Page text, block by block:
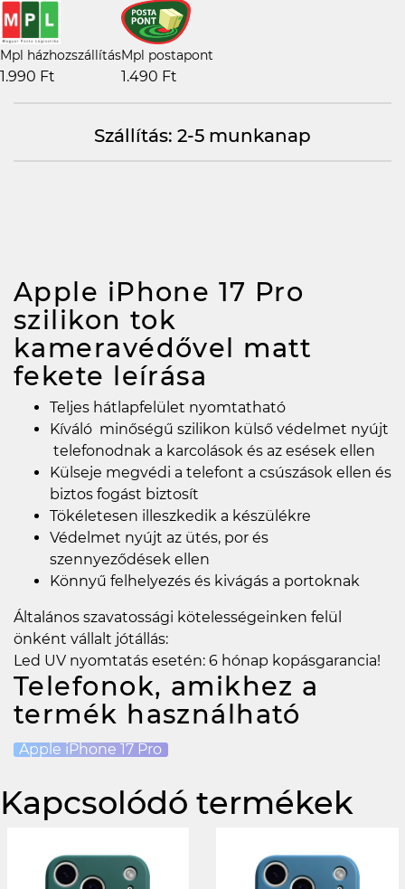
Mpl házhozszállítás
1.990 Ft
Mpl postapont
1.490 Ft
Szállítás: 2-5 munkanap
Apple iPhone 17 Pro
szilikon tok
kameravédővel matt
fekete leírása
Teljes hátlapfelület nyomtatható
Kíváló minőségű szilikon külső védelmet nyújt
telefonodnak a karcolások és az esések ellen
Külseje megvédi a telefont a csúszások ellen és
biztos fogást biztosít
Tökéletesen illeszkedik a készülékre
Védelmet nyújt az ütés, por és
szennyeződések ellen
Könnyű felhelyezés és kivágás a portoknak
Általános szavatossági kötelességeinken felül
önként vállalt jótállás:
Led UV nyomtatás esetén: 6 hónap kopásgarancia!
Telefonok, amikhez a
termék használható
Apple iPhone 17 Pro
Kapcsolódó termékek